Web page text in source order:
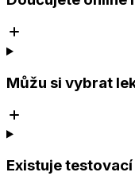
Můžu si vybrat
Existuje